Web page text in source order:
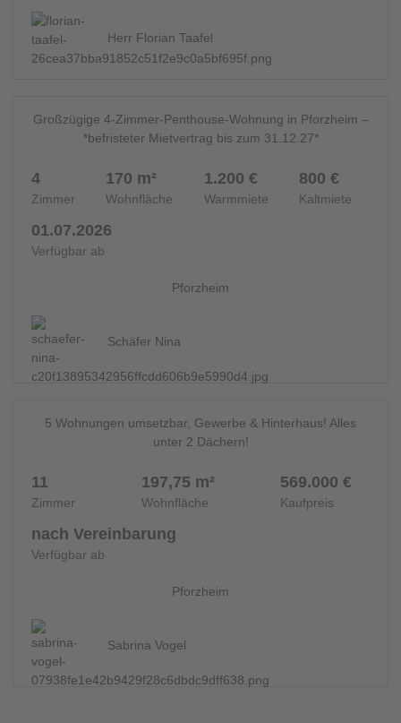
Herr Florian Taafel
Großzügige 4-Zimmer-Penthouse-Wohnung in Pforzheim –
*befristeter Mietvertrag bis zum 31.12.27*
4
Zimmer
170 m²
Wohnfläche
1.200 €
Warmmiete
800 €
Kaltmiete
01.07.2026
Verfügbar ab
Pforzheim
Schäfer Nina
MEHRFAMILIENHAUS - 14580
5 Wohnungen umsetzbar, Gewerbe & Hinterhaus! Alles
unter 2 Dächern!
11
Zimmer
197,75 m²
Wohnfläche
569.000 €
Kaufpreis
nach Vereinbarung
Verfügbar ab
Pforzheim
Sabrina Vogel